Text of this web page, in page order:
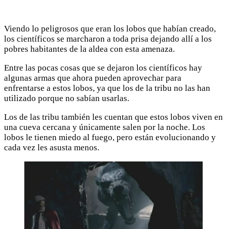
Viendo lo peligrosos que eran los lobos que habían creado,
los científicos se marcharon a toda prisa dejando allí a los
pobres habitantes de la aldea con esta amenaza.
Entre las pocas cosas que se dejaron los científicos hay
algunas armas que ahora pueden aprovechar para
enfrentarse a estos lobos, ya que los de la tribu no las han
utilizado porque no sabían usarlas.
Los de las tribu también les cuentan que estos lobos viven en
una cueva cercana y únicamente salen por la noche. Los
lobos le tienen miedo al fuego, pero están evolucionando y
cada vez les asusta menos.